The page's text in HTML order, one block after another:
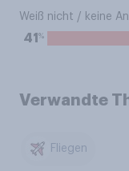
Weiß nicht / keine
41 %
Verwandte
Fliegen